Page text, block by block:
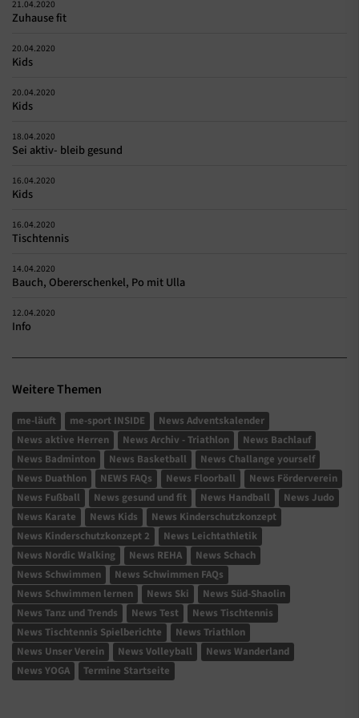
21.04.2020
Zuhause fit
20.04.2020
Kids
20.04.2020
Kids
18.04.2020
Sei aktiv- bleib gesund
16.04.2020
Kids
16.04.2020
Tischtennis
14.04.2020
Bauch, Obererschenkel, Po mit Ulla
12.04.2020
Info
Weitere Themen
me-läuft me-sport INSIDE
News Adventskalender
News aktive Herren
News Archiv - Triathlon
News Bachlauf
News Badminton
News Basketball
News Challange yourself
News Duathlon
NEWS FAQs News Floorball
News Förderverein
News Fußball
News gesund und fit News Handball
News Judo
News Karate
News Kids
News Kinderschutzkonzept
News Kinderschutzkonzept 2
News Leichtathletik
News Nordic Walking
News REHA
News Schach
News Schwimmen
News Schwimmen FAQs
News Schwimmen lernen
News Ski
News Süd-Shaolin
News Tanz und Trends
News Test
News Tischtennis
News Tischtennis Spielberichte
News Triathlon
News Unser Verein
News Volleyball
News Wanderland
News YOGA
Termine Startseite